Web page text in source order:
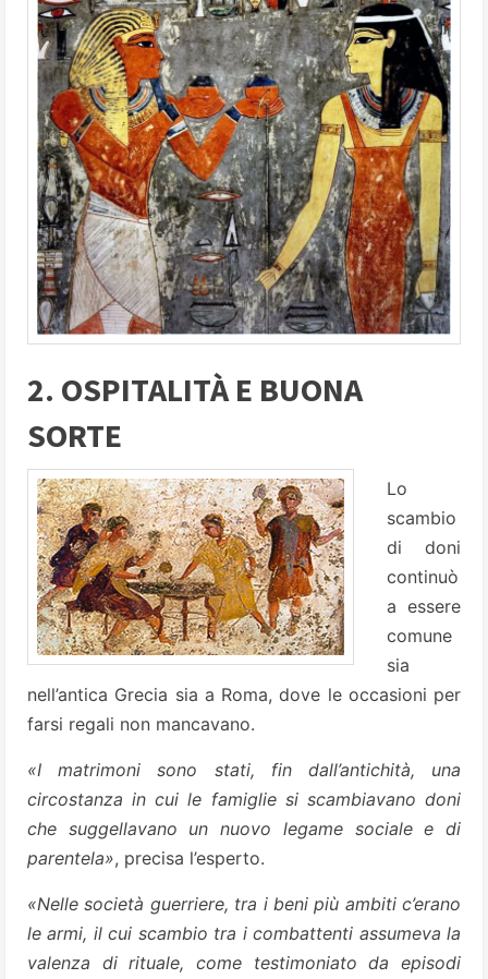
2. OSPITALITÀ E BUONA
SORTE
Lo
scambio
di doni
continuò
a essere
comune
sia
nell’antica Grecia sia a Roma, dove le occasioni per
farsi regali non mancavano.
«I matrimoni sono stati, fin dall’antichità, una
circostanza in cui le famiglie si scambiavano doni
che suggellavano un nuovo legame sociale e di
parentela», precisa l’esperto.
«Nelle società guerriere, tra i beni più ambiti c’erano
le armi, il cui scambio tra i combattenti assumeva la
valenza di rituale, come testimoniato da episodi